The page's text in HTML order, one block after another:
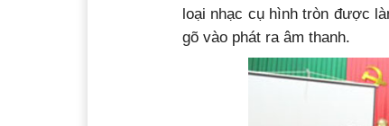
loại nhạc cụ hình tròn được
gõ vào phát ra âm thanh.